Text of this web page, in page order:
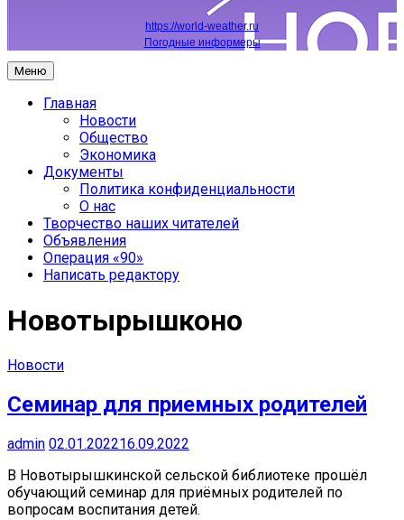
https://world-weather.ru
Погодные информеры
Меню
Главная
Новости
Общество
Экономика
Документы
Политика конфиденциальности
О нас
Творчество наших читателей
Объявления
Операция «90»
Написать редактору
Новотырышконо
Новости
Семинар для приемных родителей
admin 02.01.202216.09.2022
В Новотырышкинской сельской библиотеке прошёл
обучающий семинар для приёмных родителей по
вопросам воспитания детей.